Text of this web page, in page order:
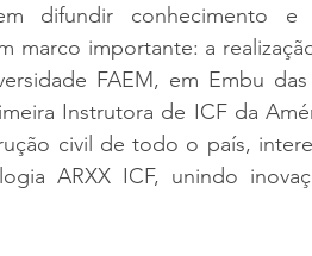
difundir conhecimento e
marco importante: a
FAEM, em Embu
Instrutora de ICF da
civil de todo o país,
ARXX ICF, unindo